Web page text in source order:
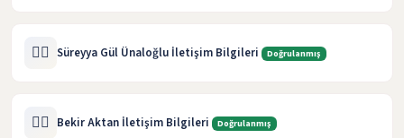
🧑‍⚖️ Süreyya Gül Ünaloğlu İletişim Bilgileri Doğrulanmış
🧑‍⚖️ Bekir Aktan İletişim Bilgileri Doğrulanmış